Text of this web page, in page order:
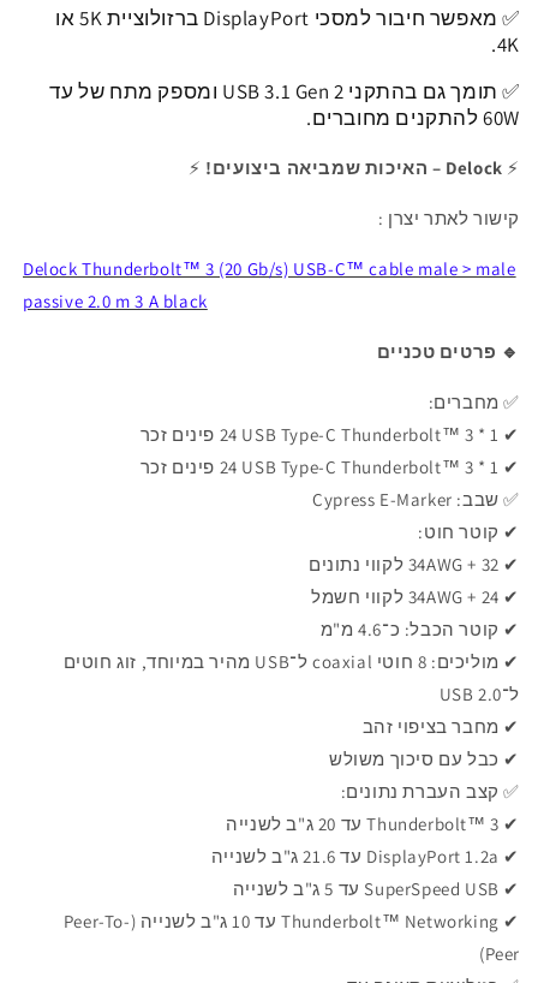
✅
מאפשר חיבור למסכי DisplayPort ברזולוציית 5K או
4K.
✅ תומך גם בהתקני USB 3.1 Gen 2 ומספק מתח של עד
60W להתקנים מחוברים.
⚡ Delock – האיכות שמביאה ביצועים! ⚡
קישור לאתר יצרן :
Delock Thunderbolt™ 3 (20 Gb/s) USB-C™ cable male > male
passive 2.0 m 3 A black
🔹 פרטים טכניים
✅ מחברים:
✔ 1 * ‏Thunderbolt™ 3 ‏USB Type-C ‏24 פינים זכר
✔ 1 * ‏Thunderbolt™ 3 ‏USB Type-C ‏24 פינים זכר
✅ שבב: Cypress E-Marker
✔ קוטר חוט:
✔ 32 + 34AWG לקווי נתונים
✔ 24 + 34AWG לקווי חשמל
✔ קוטר הכבל: כ־4.6 מ"מ
✔ מוליכים: 8 חוטי coaxial ל־USB מהיר במיוחד, זוג חוטים
ל־USB 2.0
✔ מחבר בציפוי זהב
✔ כבל עם סיכוך משולש
✅ קצב העברת נתונים:
✔ ‏Thunderbolt™ 3 עד 20 ג"ב לשנייה
✔ ‏DisplayPort 1.2a עד 21.6 ג"ב לשנייה
✔ ‏SuperSpeed USB עד 5 ג"ב לשנייה
✔ ‏Thunderbolt™ Networking עד 10 ג"ב לשנייה (Peer-To-
Peer)